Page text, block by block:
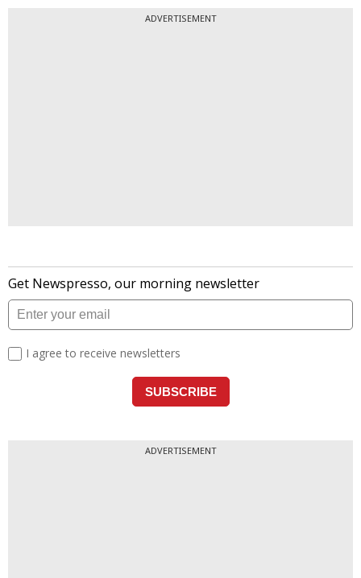
ADVERTISEMENT
ADVERTISEMENT